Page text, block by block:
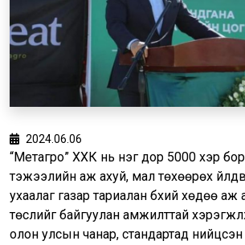
2024.06.06
“Метагро” ХХК нь нэг дор 5000 үхэр
тэжээлийн аж ахуй, мал төхөөрөх
ухаалаг газар тариалан бүхий хөдөө
төслийг байгуулан амжилттай
олон улсын чанар, стандартад